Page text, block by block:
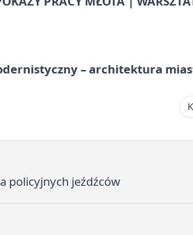
– architektura
policyjnych jeźdźców